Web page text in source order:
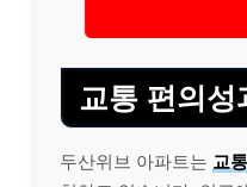
교통 편의
두산위브 아파트는 교